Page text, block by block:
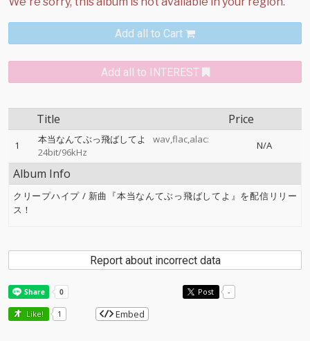
Add all to Cart
Add all to INTEREST
Title Price
1 本当なんてぶっ飛ばしてよ
wav,flac,alac:
24bit/96kHz
N/A
Album Info
クリープハイプ / 新曲『本当なんてぶっ飛ばしてよ』を配信リリー
ス！
Report about incorrect data
Post -
Like! 1 Embed